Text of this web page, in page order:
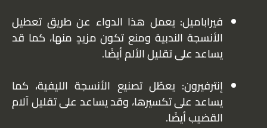
فيراباميل: يعمل هذا الدواء عن طريق تعطيل
الأنسجة الندبية ومنع تكون مزيدٍ منها، كما قد
يساعد على تقليل الألم أيضًا.
إنترفيرون: يعطّل تصنيع الأنسجة الليفية، كما
يساعد على تكسيرها، وقد يساعد على تقليل آلام
القضيب أيضًا.